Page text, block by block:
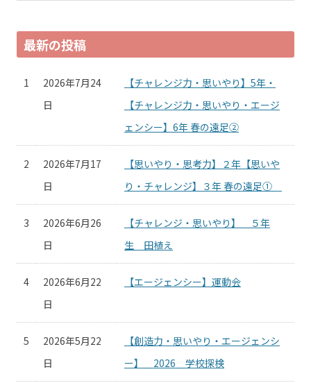
最新の投稿
1
2026年7月24
日
【チャレンジ力・思いやり】5年・
【チャレンジ力・思いやり・エージ
ェンシー】6年 春の遠足②
2
2026年7月17
日
【思いやり・思考力】２年【思いや
り・チャレンジ】３年 春の遠足①
3
2026年6月26
日
【チャレンジ・思いやり】 ５年
生 田植え
4
2026年6月22
日
【エージェンシー】運動会
5
2026年5月22
日
【創造力・思いやり・エージェンシ
ー】 2026 学校探検